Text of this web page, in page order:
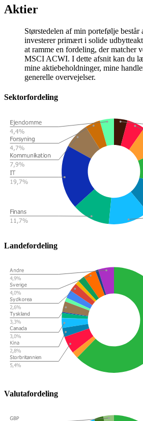
Aktier
Størstedelen af min portefølje består
investerer primært i solide
at ramme en fordeling, der matcher
MSCI ACWI. I dette afsnit kan du
mine aktiebeholdninger, mine
generelle overvejelser.
Sektorfordeling
Landefordeling
Valutafordeling